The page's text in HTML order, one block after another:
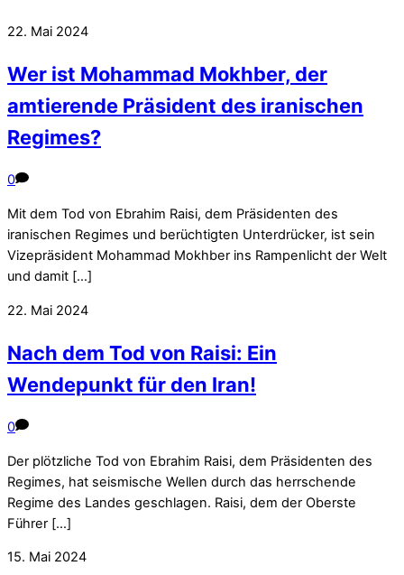
22. Mai 2024
Wer ist Mohammad Mokhber, der
amtierende Präsident des iranischen
Regimes?
0
Mit dem Tod von Ebrahim Raisi, dem Präsidenten des
iranischen Regimes und berüchtigten Unterdrücker, ist sein
Vizepräsident Mohammad Mokhber ins Rampenlicht der Welt
und damit […]
22. Mai 2024
Nach dem Tod von Raisi: Ein
Wendepunkt für den Iran!
0
Der plötzliche Tod von Ebrahim Raisi, dem Präsidenten des
Regimes, hat seismische Wellen durch das herrschende
Regime des Landes geschlagen. Raisi, dem der Oberste
Führer […]
15. Mai 2024